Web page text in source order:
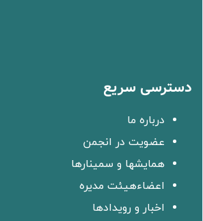
دسترسی سریع
درباره ما
عضویت در انجمن
همایشها و سمینارها
اعضاءهیئت مدیره
اخبار و رویدادها